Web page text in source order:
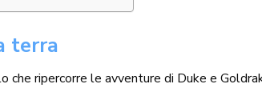
terra
che ripercorre le avventure di Duke e